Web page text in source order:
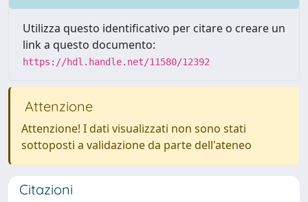
Utilizza questo identificativo per citare o creare un
link a questo documento:
https://hdl.handle.net/11580/12392
Attenzione
Attenzione! I dati visualizzati non sono stati
sottoposti a validazione da parte dell'ateneo
Citazioni